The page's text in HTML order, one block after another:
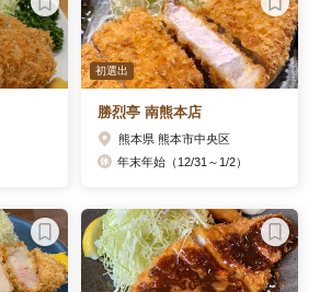
初選出
勝烈亭 南熊本店
熊本県 熊本市中央区
年末年始（12/31～1/2）